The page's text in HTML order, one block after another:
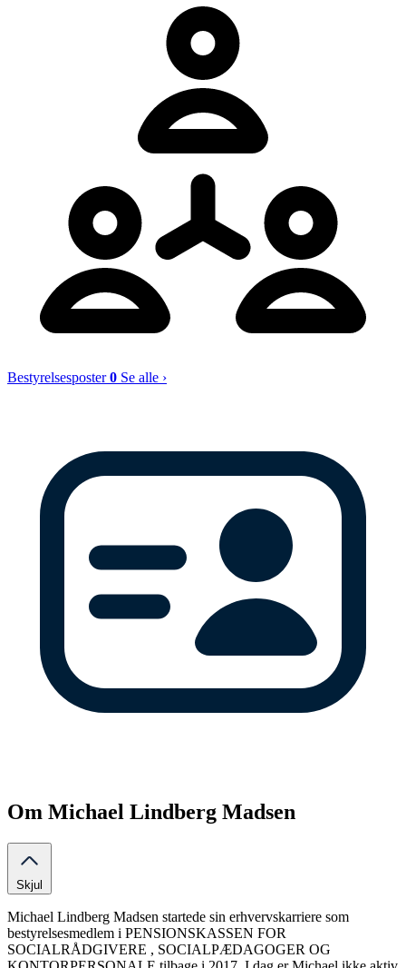
Bestyrelsesposter0 Se alle ›
Om Michael Lindberg Madsen
Skjul
Michael Lindberg Madsen startede sin erhvervskarriere som
bestyrelsesmedlem i PENSIONSKASSEN FOR
SOCIALRÅDGIVERE , SOCIALPÆDAGOGER OG